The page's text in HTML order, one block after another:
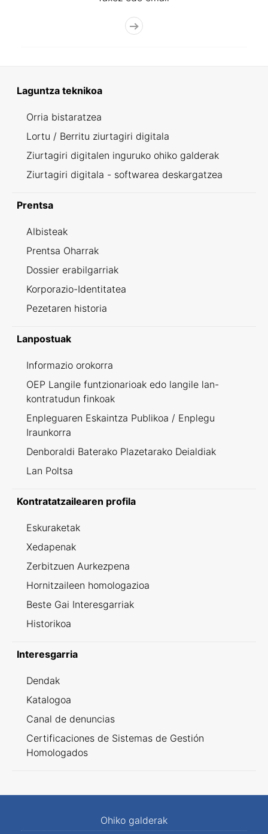
Laguntza teknikoa
Orria bistaratzea
Lortu / Berritu ziurtagiri digitala
Ziurtagiri digitalen inguruko ohiko galderak
Ziurtagiri digitala - softwarea deskargatzea
Prentsa
Albisteak
Prentsa Oharrak
Dossier erabilgarriak
Korporazio-Identitatea
Pezetaren historia
Lanpostuak
Informazio orokorra
OEP Langile funtzionarioak edo langile lan-
kontratudun finkoak
Enpleguaren Eskaintza Publikoa / Enplegu
Iraunkorra
Denboraldi Baterako Plazetarako Deialdiak
Lan Poltsa
Kontratatzailearen profila
Eskuraketak
Xedapenak
Zerbitzuen Aurkezpena
Hornitzaileen homologazioa
Beste Gai Interesgarriak
Historikoa
Interesgarria
Dendak
Katalogoa
Canal de denuncias
Certificaciones de Sistemas de Gestión
Homologados
Ohiko galderak